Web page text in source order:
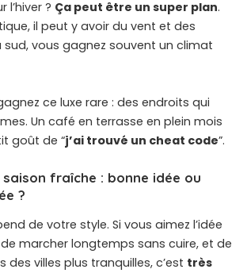
l’hiver ? Ça peut être un super plan.
il peut y avoir du vent et des
sud, vous gagnez souvent un climat
ce luxe rare : des endroits qui
Un café en terrasse en plein mois
goût de “j’ai trouvé un cheat code”.
fraîche : bonne idée ou
?
de votre style. Si vous aimez l’idée
marcher longtemps sans cuire, et de
des villes plus tranquilles, c’est très